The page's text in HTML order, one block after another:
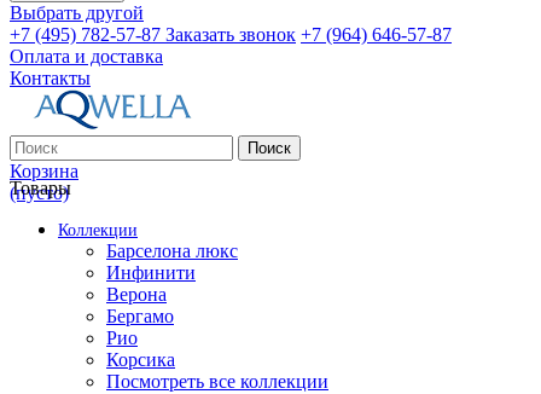
Выбрать другой
+7 (495) 782-57-87 Заказать звонок +7 (964) 646-57-87
Оплата и доставка
Контакты
Поиск
Корзина
(пусто)
Товары
Коллекции
Барселона люкс
Инфинити
Верона
Бергамо
Рио
Корсика
Посмотреть все коллекции